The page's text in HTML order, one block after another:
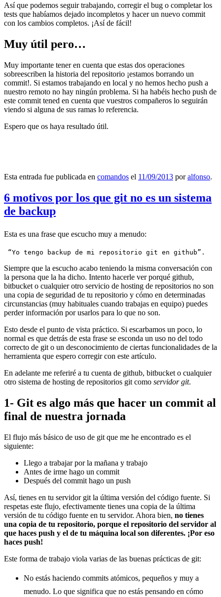
Así que podemos seguir trabajando, corregir el bug o completar los
tests que habíamos dejado incompletos y hacer un nuevo commit
con los cambios completos. ¡Así de fácil!
Muy útil pero…
Muy importante tener en cuenta que estas dos operaciones
sobreescriben la historia del repositorio ¡estamos borrando un
commit!. Si estamos trabajando en local y no hemos hecho push a
nuestro remoto no hay ningún problema. Si ha habéis hecho push de
este commit tened en cuenta que vuestros compañeros lo seguirán
viendo si alguna de sus ramas lo referencia.
Espero que os haya resultado útil.
Esta entrada fue publicada en comandos el 11/09/2013 poralfonso.
6 motivos por los que git no es un sistema
de backup
Esta es una frase que escucho muy a menudo:
“Yo tengo backup de mi repositorio git en github”.
Siempre que la escucho acabo teniendo la misma conversación con
la persona que la ha dicho. Intento hacerle ver porqué github,
bitbucket o cualquier otro servicio de hosting de repositorios no son
una copia de seguridad de tu repositorio y cómo en determinadas
circunstancias (muy habituales cuando trabajas en equipo) puedes
perder información por usarlos para lo que no son.
Esto desde el punto de vista práctico. Si escarbamos un poco, lo
normal es que detrás de esta frase se esconda un uso no del todo
correcto de git o un desconocimiento de ciertas funcionalidades de la
herramienta que espero corregir con este artículo.
En adelante me referiré a tu cuenta de github, bitbucket o cualquier
otro sistema de hosting de repositorios git como servidor git.
1- Git es algo más que hacer un commit al
final de nuestra jornada
El flujo más básico de uso de git que me he encontrado es el
siguiente:
Llego a trabajar por la mañana y trabajo
Antes de irme hago un commit
Después del commit hago un push
Así, tienes en tu servidor git la última versión del código fuente. Si
respetas este flujo, efectivamente tienes una copia de la última
versión de tu código fuente en tu servidor. Ahora bien, no tienes
una copia de tu repositorio, porque el repositorio del servidor al
que haces push y el de tu máquina local son diferentes. ¡Por eso
haces push!
Este forma de trabajo viola varias de las buenas prácticas de git:
No estás haciendo commits atómicos, pequeños y muy a
menudo. Lo que significa que no estás pensando en cómo